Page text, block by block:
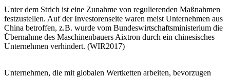
Unter dem Strich ist eine Zunahme von regulierenden Maßnahmen
festzustellen. Auf der Investorenseite waren meist Unternehmen aus
China betroffen, z.B. wurde vom Bundeswirtschaftsministerium die
Übernahme des Maschinenbauers Aixtron durch ein chinesisches
Unternehmen verhindert. (WIR2017)
Unternehmen, die mit globalen Wertketten arbeiten, bevorzugen